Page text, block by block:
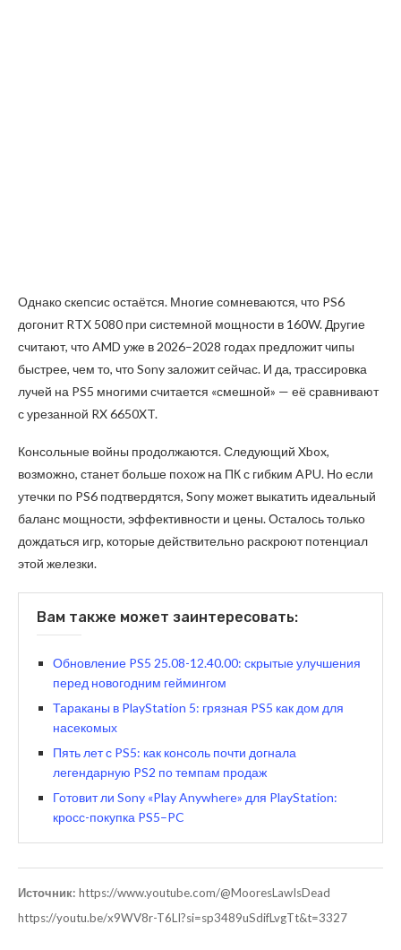
Однако скепсис остаётся. Многие сомневаются, что PS6
догонит RTX 5080 при системной мощности в 160W. Другие
считают, что AMD уже в 2026–2028 годах предложит чипы
быстрее, чем то, что Sony заложит сейчас. И да, трассировка
лучей на PS5 многими считается «смешной» — её сравнивают
с урезанной RX 6650XT.
Консольные войны продолжаются. Следующий Xbox,
возможно, станет больше похож на ПК с гибким APU. Но если
утечки по PS6 подтвердятся, Sony может выкатить идеальный
баланс мощности, эффективности и цены. Осталось только
дождаться игр, которые действительно раскроют потенциал
этой железки.
Вам также может заинтересовать:
Обновление PS5 25.08-12.40.00: скрытые улучшения
перед новогодним геймингом
Тараканы в PlayStation 5: грязная PS5 как дом для
насекомых
Пять лет с PS5: как консоль почти догнала
легендарную PS2 по темпам продаж
Готовит ли Sony «Play Anywhere» для PlayStation:
кросс-покупка PS5–PC
Источник: https://www.youtube.com/@MooresLawIsDead
https://youtu.be/x9WV8r-T6LI?si=sp3489uSdifLvgTt&t=3327